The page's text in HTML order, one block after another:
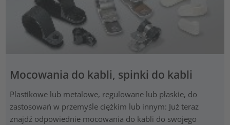
Mocowania do kabli, spinki do kabli
Plastikowe lub metalowe, regulowane lub płaskie, do
zastosowań w przemyśle ciężkim lub innym: Już teraz
znajdź odpowiednie mocowania do kabli do swojego